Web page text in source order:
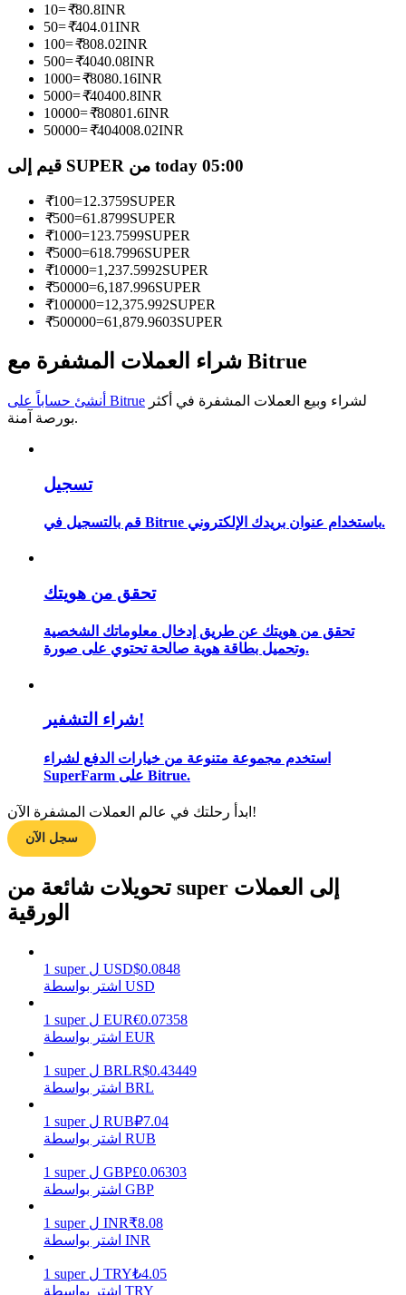
كن متداول نسخ
استمتع بتقاسم الأرباح وعمولات نسخ التداول
معلومة
تحليل البيانات الضخمة بما في ذلك المعلومات التجارية، وما
إلى ذلك.
دليل المبتدئين للعقود الآجلة
استراتيجيات التداول
تعلم كيفية البقاء مربحة
يكسب
خنزير الطاقة
احصل على مكافآت تنافسية يوميًا
10=₹80.8INR
50=₹404.01INR
100=₹808.02INR
500=₹4040.08INR
1000=₹8080.16INR
5000=₹40400.8INR
10000=₹80801.6INR
50000=₹404008.02INR
قيم إلى SUPER من today 05:00
₹100=12.3759SUPER
₹500=61.8799SUPER
₹1000=123.7599SUPER
₹5000=618.7996SUPER
₹10000=1,237.5992SUPER
₹50000=6,187.996SUPER
₹100000=12,375.992SUPER
₹500000=61,879.9603SUPER
شراء العملات المشفرة مع Bitrue
أنشئ حساباً على Bitrue
بورصة آمنة.
تسجيل
قم بالتسجيل في Bitrue باستخدام عنوان بريدك الإلكتروني.
تحقق من هويتك
تحقق من هويتك عن طريق إدخال معلوماتك الشخصية
وتحميل بطاقة هوية صالحة تحتوي على صورة.
شراء التشفير!
استخدم مجموعة متنوعة من خيارات الدفع لشراء
SuperFarm على Bitrue.
ابدأ رحلتك في عالم العملات المشفرة الآن!
سجل الآن
تحويلات شائعة من super إلى العملات
الورقية
1 super ل USD$0.0848
اشتر بواسطة USD
1 super ل EUR€0.07358
اشتر بواسطة EUR
1 super ل BRLR$0.43449
اشتر بواسطة BRL
1 super ل RUB₽7.04
اشتر بواسطة RUB
1 super ل GBP£0.06303
اشتر بواسطة GBP
1 super ل INR₹8.08
اشتر بواسطة INR
1 super ل TRY₺4.05
اشتر بواسطة TRY